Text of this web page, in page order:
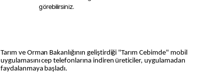
görebilirsiniz.
Tarım ve Orman Bakanlığının geliştirdiği "Tarım Cebimde" mobil
uygulamasını cep telefonlarına indiren üreticiler, uygulamadan
faydalanmaya başladı.